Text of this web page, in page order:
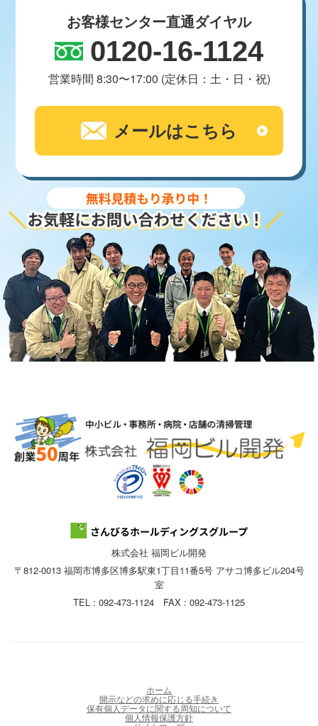
お客様センター直通ダイヤル
0120-16-1124
営業時間 8:30〜17:00 (定休日：土・日・祝)
メールはこちら
株式会社 福岡ビル開発
〒812-0013 福岡市博多区博多駅東1丁目11番5号 アサコ博多ビル204号
室
TEL : 092-473-1124 FAX : 092-473-1125
ホーム
開示などの求めに応じる手続き
保有個人データに関する周知について
個人情報保護方針